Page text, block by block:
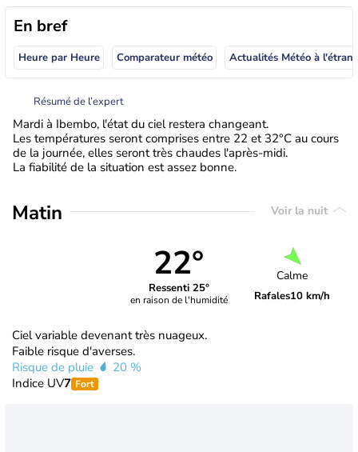
En bref
Heure par Heure Comparateur météo
Résumé de l’expert
Mardi à Ibembo, l'état du ciel restera changeant.
Les températures seront comprises entre 22 et 32°C au cours
de la journée, elles seront très chaudes l'après-midi.
La fiabilité de la situation est assez bonne.
Matin Voir la nuit
22°
Ressenti 25°
en raison de l'humidité
Calme
Rafales10 km/h
Ciel variable devenant très nuageux.
Faible risque d'averses.
Risque de pluie
20 %
Indice UV7 Fort